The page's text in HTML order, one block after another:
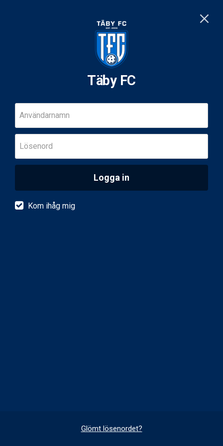
Täby FC
Användarnamn
Lösenord
Logga in
Kom ihåg mig
Glömt lösenordet?